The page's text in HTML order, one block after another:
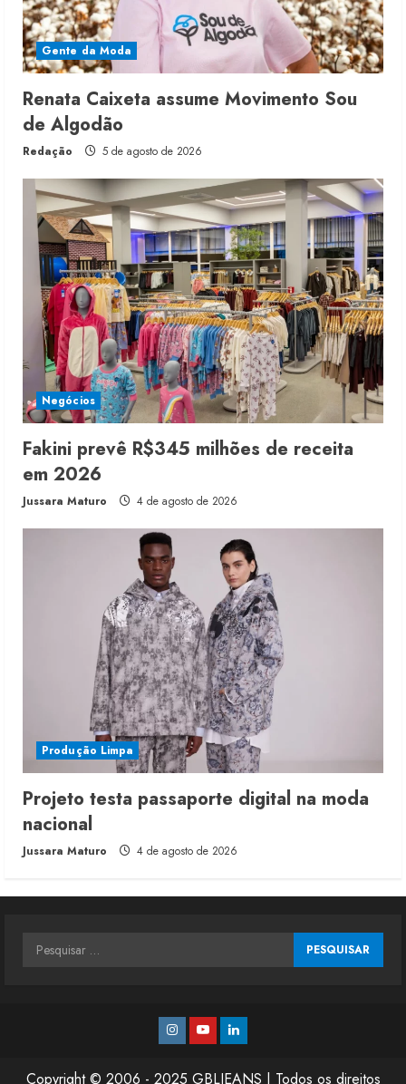
Gente da Moda
Renata Caixeta assume Movimento Sou
de Algodão
Redação 5 de agosto de 2026
Negócios
Fakini prevê R$345 milhões de receita
em 2026
Jussara Maturo 4 de agosto de 2026
Produção Limpa
Projeto testa passaporte digital na moda
nacional
Jussara Maturo 4 de agosto de 2026
Pesquisar
Instagram
YoutubeLinkedin
Copyright © 2006 - 2025 GBLJEANS | Todos os direitos